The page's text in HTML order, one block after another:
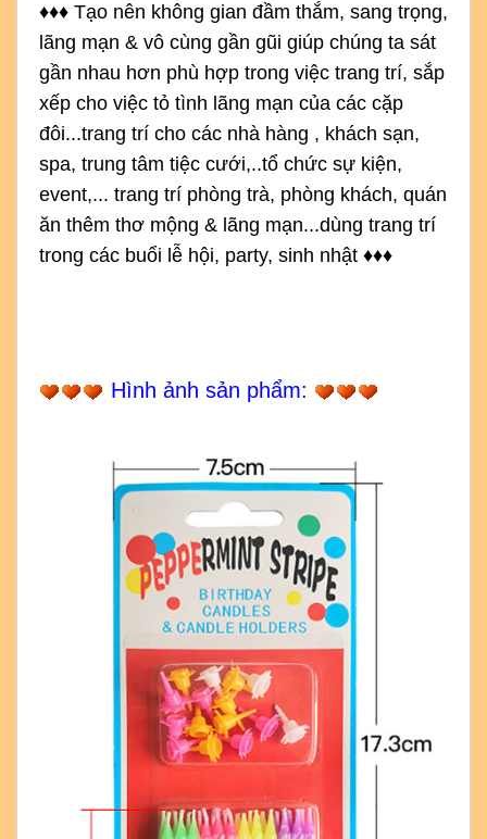
♦♦♦ Tạo nên không gian đầm thắm, sang trọng,
lãng mạn & vô cùng gần gũi giúp chúng ta sát
gần nhau hơn phù hợp trong việc trang trí, sắp
xếp cho việc tỏ tình lãng mạn của các cặp
đôi...trang trí cho các nhà hàng , khách sạn,
spa, trung tâm tiệc cưới,..tổ chức sự kiện,
event,... trang trí phòng trà, phòng khách, quán
ăn thêm thơ mộng & lãng mạn...dùng trang trí
trong các buổi lễ hội, party, sinh nhật ♦♦♦
Hình ảnh sản phẩm: